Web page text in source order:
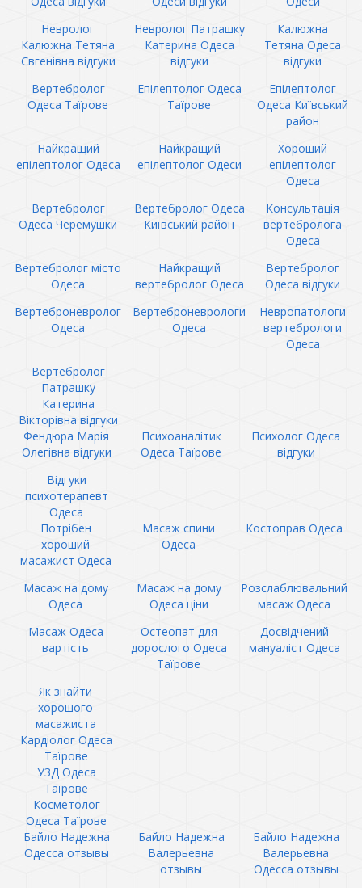
Невролог
Калюжна Тетяна
Євгенівна відгуки
Невролог Патрашку
Катерина Одеса
відгуки
Калюжна
Тетяна Одеса
відгуки
Вертебролог
Одеса Таїрове
Епілептолог Одеса
Таїрове
Епілептолог
Одеса Київський
район
Найкращий
епілептолог Одеса
Найкращий
епілептолог Одеси
Хороший
епілептолог
Одеса
Вертебролог
Одеса Черемушки
Вертебролог Одеса
Київський район
Консультація
вертебролога
Одеса
Вертебролог місто
Одеса
Найкращий
вертебролог Одеса
Вертебролог
Одеса відгуки
Вертеброневролог
Одеса
Вертеброневрологи
Одеса
Невропатологи
вертебрологи
Одеса
Вертебролог
Патрашку
Катерина
Вікторівна відгуки
Фендюра Марія
Олегівна відгуки
Психоаналітик
Одеса Таїрове
Психолог Одеса
відгуки
Відгуки
психотерапевт
Одеса
Потрібен
хороший
масажист Одеса
Масаж спини
Одеса
Костоправ Одеса
Масаж на дому
Одеса
Масаж на дому
Одеса ціни
Розслаблювальний
масаж Одеса
Масаж Одеса
вартість
Остеопат для
дорослого Одеса
Таїрове
Досвідчений
мануаліст Одеса
Як знайти
хорошого
масажиста
Кардіолог Одеса
Таїрове
УЗД Одеса
Таїрове
Косметолог
Одеса Таїрове
Байло Надежна
Одесса отзывы
Байло Надежна
Валерьевна
отзывы
Байло Надежна
Валерьевна
Одесса отзывы